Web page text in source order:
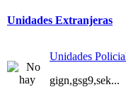
Unidades Extranjeras
Unidades
gign,gsg9,sek...